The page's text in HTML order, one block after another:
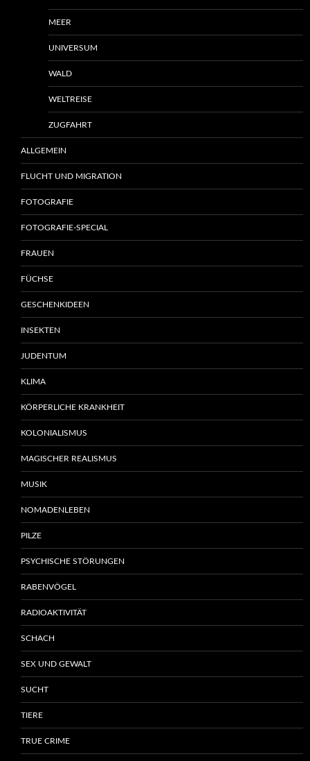
MEER
UNIVERSUM
WALD
WELTREISE
ZUGFAHRT
ALLGEMEIN
FLUCHT UND MIGRATION
FOTOGRAFIE
FOTOGRAFIE-SPECIAL
FRAUEN
FÜCHSE
GESCHENKIDEEN
INSEKTEN
JUDENTUM
KLIMA
KÖRPERLICHE KRANKHEIT
KOLONIALISMUS
MAGISCHER REALISMUS
MUSIK
NOMADENLEBEN
PILZE
PSYCHISCHE STÖRUNGEN
RABENVÖGEL
RADIOAKTIVITÄT
SCHACH
SEX UND GEWALT
SUCHT
TIERE
TRUE CRIME